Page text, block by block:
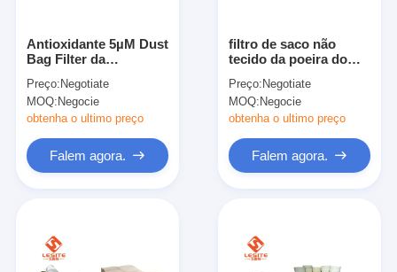
Antioxidante 5µM Dust
Bag Filter da
corrosão, coletor de
poeira do filtro de
saco
Preço: Negotiate
MOQ:Negocie
obtenha o ultimo preço
Falem agora.
filtro de saco não
tecido da poeira do
sacos de filtro de alta
temperatura
Preço: Negotiate
MOQ:Negocie
obtenha o ultimo preço
Falem agora.